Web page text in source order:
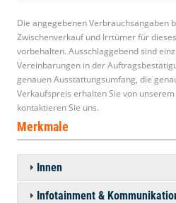
Die angegebenen Verbrauchsangaben
Zwischenverkauf und Irrtümer für
vorbehalten. Ausschlaggebend sind
Vereinbarungen in der
genauen Ausstattungsumfang, die
Verkaufspreis erhalten Sie von
kontaktieren Sie uns.
Merkmale
Innen
Infotainment &